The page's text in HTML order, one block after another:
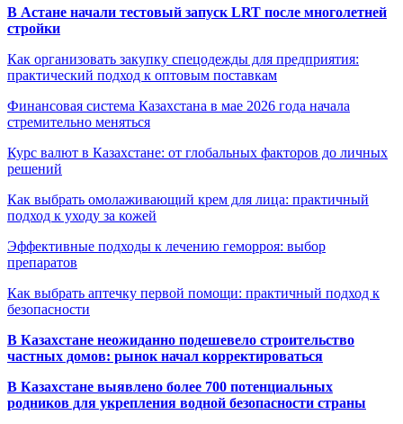
В Астане начали тестовый запуск LRT после многолетней
стройки
Как организовать закупку спецодежды для предприятия:
практический подход к оптовым поставкам
Финансовая система Казахстана в мае 2026 года начала
стремительно меняться
Курс валют в Казахстане: от глобальных факторов до личных
решений
Как выбрать омолаживающий крем для лица: практичный
подход к уходу за кожей
Эффективные подходы к лечению геморроя: выбор
препаратов
Как выбрать аптечку первой помощи: практичный подход к
безопасности
В Казахстане неожиданно подешевело строительство
частных домов: рынок начал корректироваться
В Казахстане выявлено более 700 потенциальных
родников для укрепления водной безопасности страны